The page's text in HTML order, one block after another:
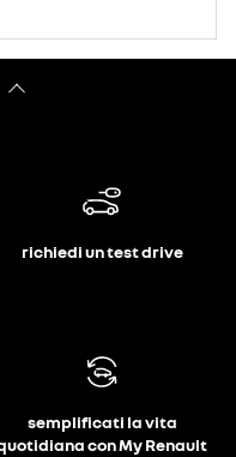
richiedi un test drive
semplificati la vita
con My Renault